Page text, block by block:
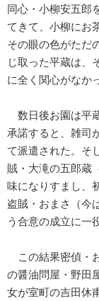
同心・小柳安五郎
てきて、小柳にお
その眼の色がただ
じ取った平蔵は、
に全く関心がなか
数日後お園は平
承諾すると、雑司
て派遣された。そ
賊・大滝の五郎蔵
味になりすまし、
盗賊・おまさ（今
う合意の成立に一
この結果密偵・
の醤油問屋・野田
女が室町の吉田休